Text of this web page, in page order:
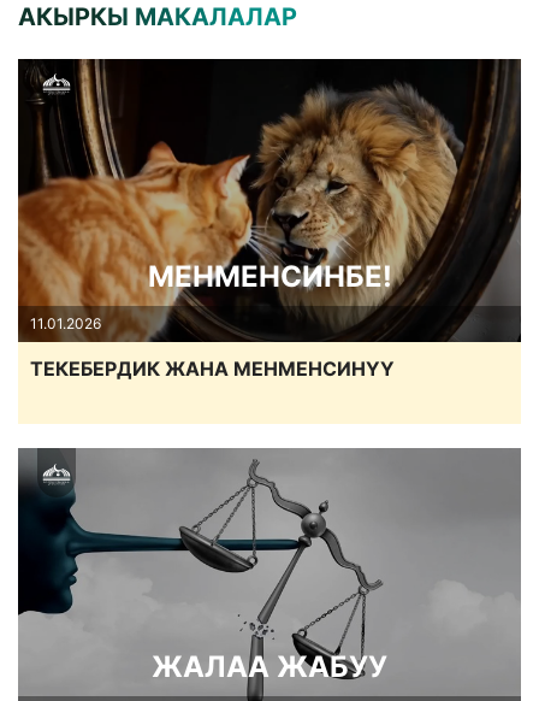
АКЫРКЫ МАКАЛАЛАР
МЕНМЕНСИНБЕ!
11.01.2026
ТЕКЕБЕРДИК ЖАНА МЕНМЕНСИНҮҮ
ЖАЛАА ЖАБУУ